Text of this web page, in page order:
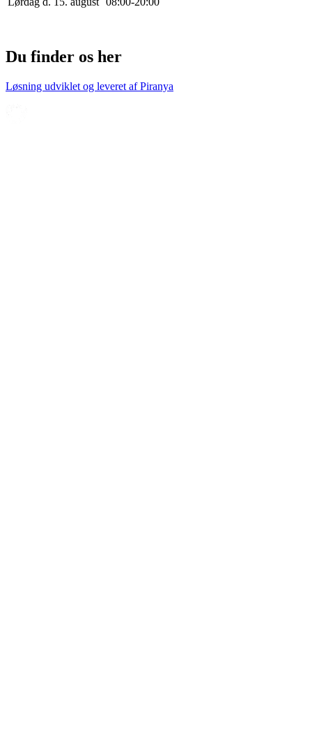
Du finder os her
Løsning udviklet og leveret afPiranya